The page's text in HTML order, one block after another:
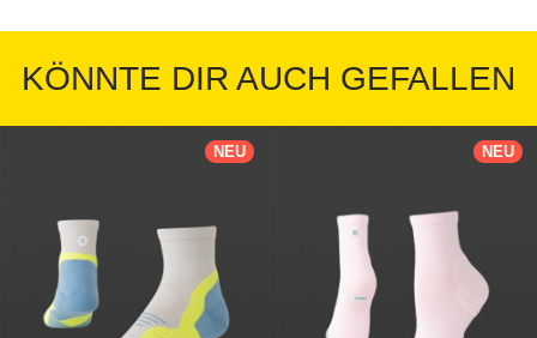
KÖNNTE DIR AUCH GEFALLEN
NEU NEU